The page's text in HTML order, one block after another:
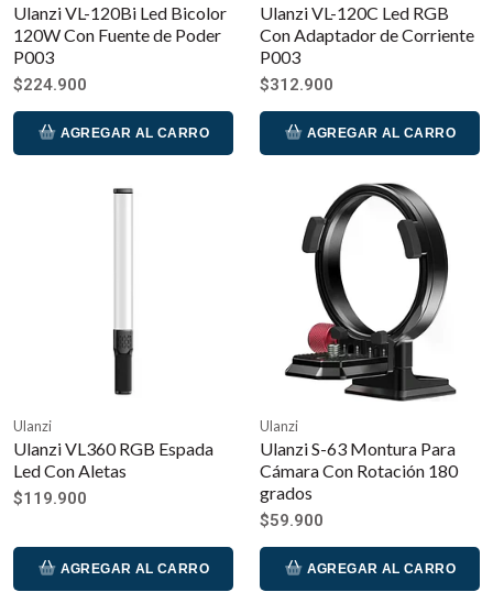
Ulanzi VL-120Bi Led Bicolor
120W Con Fuente de Poder
P003
$224.900
AGREGAR AL CARRO
Ulanzi VL-120C Led RGB
Con Adaptador de Corriente
P003
$312.900
AGREGAR AL CARRO
Ulanzi
Ulanzi VL360 RGB Espada
Led Con Aletas
$119.900
AGREGAR AL CARRO
Ulanzi
Ulanzi S-63 Montura Para
Cámara Con Rotación 180
grados
$59.900
AGREGAR AL CARRO